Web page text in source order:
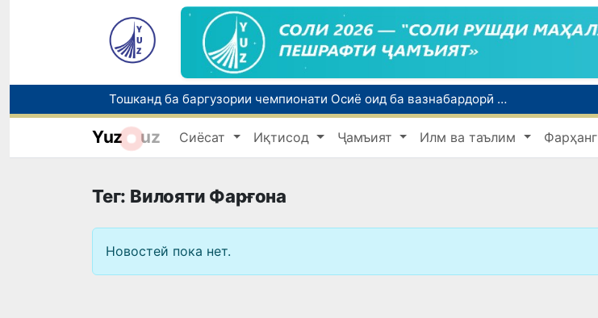
Тошканд ба баргузории чемпионати Осиё оид ба вазнабардорӣ омодагӣ мебинад
Шаҳрвандони Ӯзбекистон метавонанд дар доираи барномаи H-2A ба корҳои мавсимии кишоварзӣ дар ИМА сафарбар шаванд
Намояндагии Агентии муҳоҷират дар Москва моҳи июл ба зиёда аз 1,8 ҳазор шаҳрванди Ӯзбекистон кумак расонд
Yuz uz Сиёсат Иқтисод Ҷамъият Илм ва таълим Фарҳанг
Тег: Вилояти Фарғона
Новостей пока нет.